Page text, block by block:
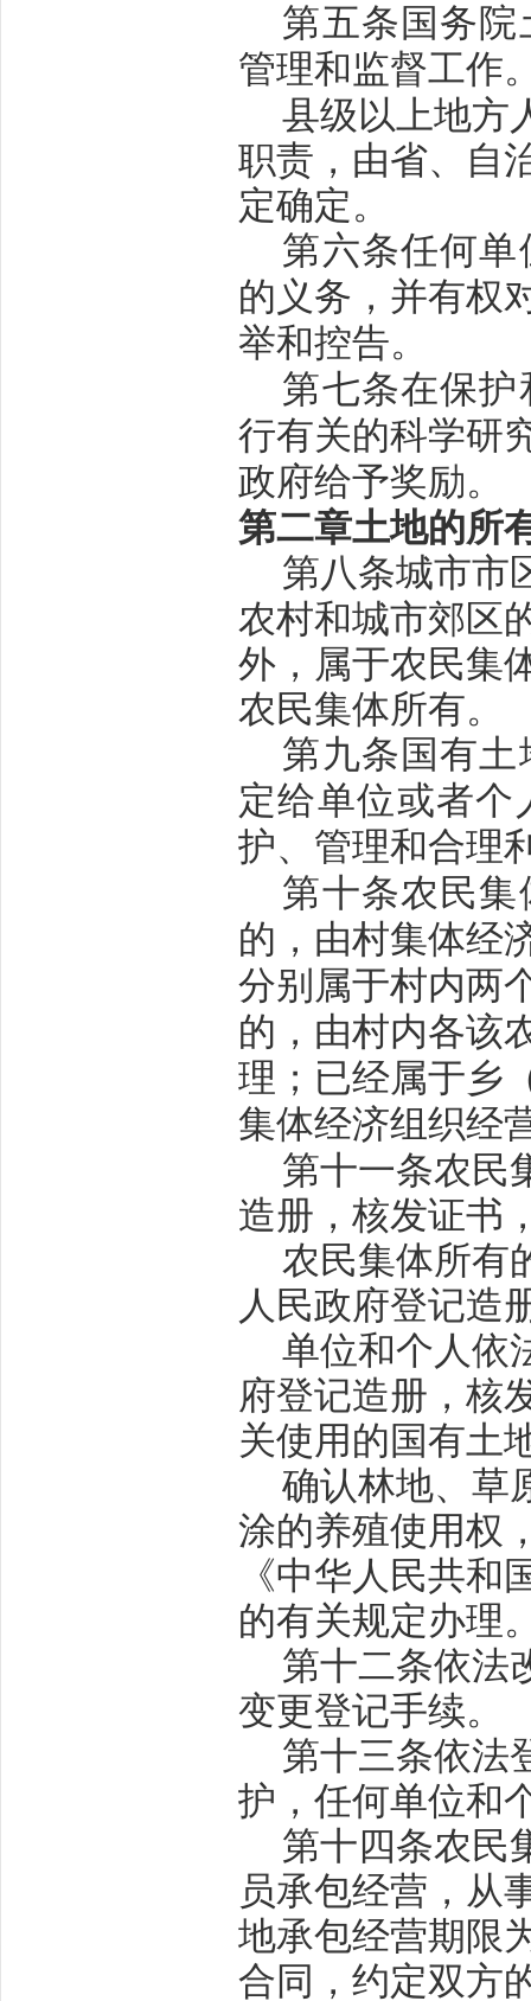
第五条 国务
管理和监督工作
县级以上地方
职责，由省、自
定确定。
第六条任何单
的义务，并有权
举和控告。
第七条在保护
行有关的科学研
政府给予奖励。
第二章土地的所
第八条城市市
农村和城市郊区
外，属于农民集
农民集体所有。
第九条 国有
定给单位或者个
护、管理和合理
第十条农民集
的，由村集体经
分别属于村内两
的，由村内各该
理；已经属于乡
集体经济组织经
第十一条农民
造册，核发证书
农民集体所有
人民政府登记造
单位和个人依
府登记造册，核
关使用的国有土
确认林地、草
涂的养殖使用权
《中华人民共
的有关规定办理
第十二条依法
变更登记手续。
第十三条依法
护，任何单位和
第十四条农民
员承包经营，从
地承包经营期限
合同，约定双方